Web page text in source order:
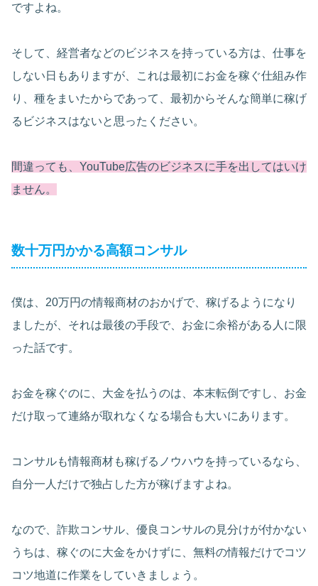
ですよね。
そして、経営者などのビジネスを持っている方は、仕事を
しない日もありますが、これは最初にお金を稼ぐ仕組み作
り、種をまいたからであって、最初からそんな簡単に稼げ
るビジネスはないと思ったください。
間違っても、YouTube広告のビジネスに手を出してはいけ
ません。
数十万円かかる高額コンサル
僕は、20万円の情報商材のおかげで、稼げるようになり
ましたが、それは最後の手段で、お金に余裕がある人に限
った話です。
お金を稼ぐのに、大金を払うのは、本末転倒ですし、お金
だけ取って連絡が取れなくなる場合も大いにあります。
コンサルも情報商材も稼げるノウハウを持っているなら、
自分一人だけで独占した方が稼げますよね。
なので、詐欺コンサル、優良コンサルの見分けが付かない
うちは、稼ぐのに大金をかけずに、無料の情報だけでコツ
コツ地道に作業をしていきましょう。